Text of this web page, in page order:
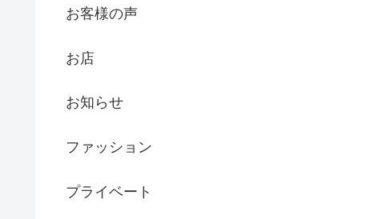
お客様の声
お店
お知らせ
ファッション
プライベート